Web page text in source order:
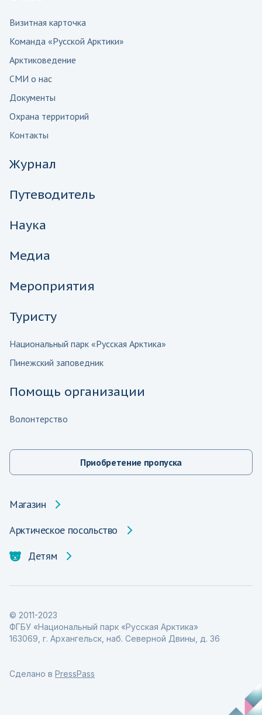
Визитная карточка
Команда «Русской Арктики»
Арктиковедение
СМИ о нас
Документы
Охрана территорий
Контакты
Журнал
Путеводитель
Наука
Медиа
Мероприятия
Туристу
Национальный парк «Русская Арктика»
Пинежский заповедник
Помощь организации
Волонтерство
Приобретение пропуска
Магазин
Арктическое посольство
Детям
© 2011-2023
ФГБУ «Национальный парк «Русская Арктика»
163069, г. Архангельск, наб. Северной Двины, д. 36
Сделано в PressPass